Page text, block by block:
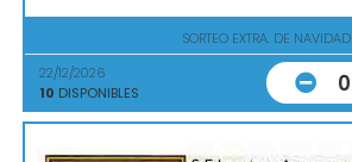
SORTEO EXTRA. DE NAVIDAD
22/12/2026
10 DISPONIBLES 0